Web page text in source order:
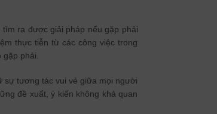
ra được giải pháp nếu gặp phải
thực tiễn từ các công việc trong
phải.
sự tương tác vui vẻ giữa mọi người
đề xuất, ý kiến không khả quan